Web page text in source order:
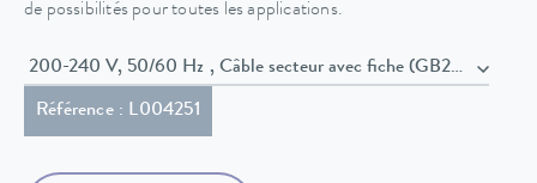
de possibilités pour toutes les applications.
200-240 V, 50/60 Hz , Câble secteur avec fiche (GB2099,
Référence : L004251